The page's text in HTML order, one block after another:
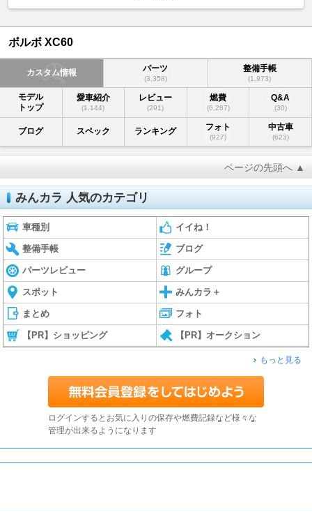
ボルボ XC60
カスタム情報 パーツ
(3,358)
整備手帳
(1,973)
モデル
トップ
愛車紹介
(1,144)
レビュー
(291)
燃費
(6,287)
Q&A
(30)
ブログ スペック ランキング フォト
(927)
中古車
(623)
ページの先頭へ ▲
みんカラ 人気のカテゴリ
車種別 イイね！
整備手帳 ブログ
パーツレビュー グループ
スポット みんカラ＋
まとめ フォト
【PR】ショッピング 【PR】オークション
もっと見る
ログインするとお気に入りの保存や燃費記録など様々な
管理が出来るようになります